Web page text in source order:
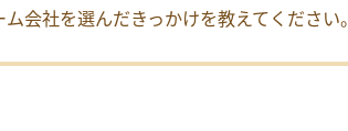
ム会社を選んだきっかけを教えてください。